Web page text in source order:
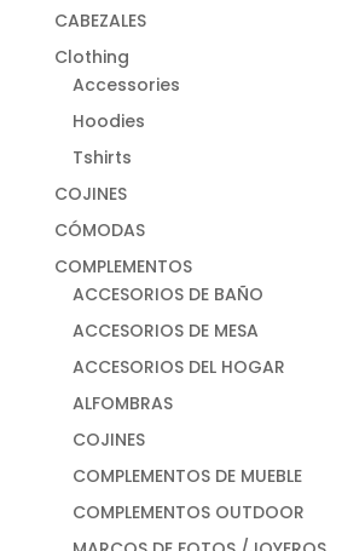
CABEZALES
Clothing
Accessories
Hoodies
Tshirts
COJINES
CÓMODAS
COMPLEMENTOS
ACCESORIOS DE BAÑO
ACCESORIOS DE MESA
ACCESORIOS DEL HOGAR
ALFOMBRAS
COJINES
COMPLEMENTOS DE MUEBLE
COMPLEMENTOS OUTDOOR